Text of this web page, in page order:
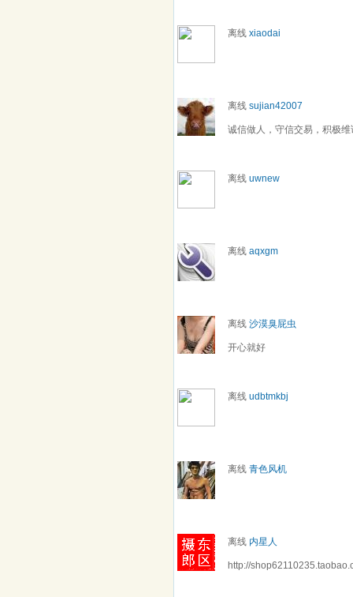
离线 xiaodai
离线 sujian42007
诚信做人，守信交易，积极
离线 uwnew
离线 aqxgm
离线 沙漠臭屁虫
开心就好
离线 udbtmkbj
离线 青色风机
离线 内星人
http://